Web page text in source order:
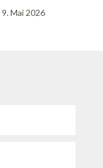
9. Mai 2026